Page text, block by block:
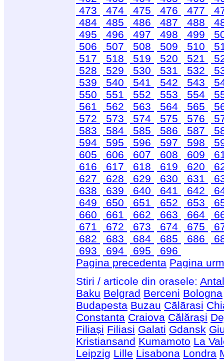
473
474 475 476 477
484
485 486 487 488
495
496 497 498 499
506
507 508 509 510
517
518 519 520 521
528
529 530 531 532
539
540 541 542 543
550
551 552 553 554
561
562 563 564 565
572
573 574 575 576
583
584 585 586 587
594
595 596 597 598
605
606 607 608 609
616
617 618 619 620
627
628 629 630 631
638
639 640 641 642
649
650 651 652 653
660
661 662 663 664
671
672 673 674 675
682
683 684 685 686
693
694 695
696
Pagina precedenta Pagina
Stiri / articole din orasele:
Baku Belgrad Berceni Bologna
Budapesta Buzau Cãlãrasi
Constanta Craiova Călărași
Filiași Filiasi Galati Gdansk
Kristiansand Kumamoto La
Leipzig Lille Lisabona Londra